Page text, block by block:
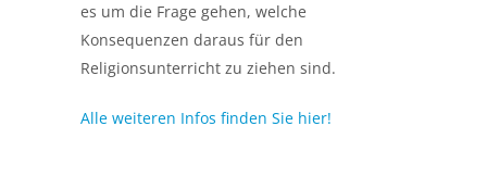
es um die Frage gehen, welche
Konsequenzen daraus für den
Religionsunterricht zu ziehen sind.
Alle weiteren Infos finden Sie hier!